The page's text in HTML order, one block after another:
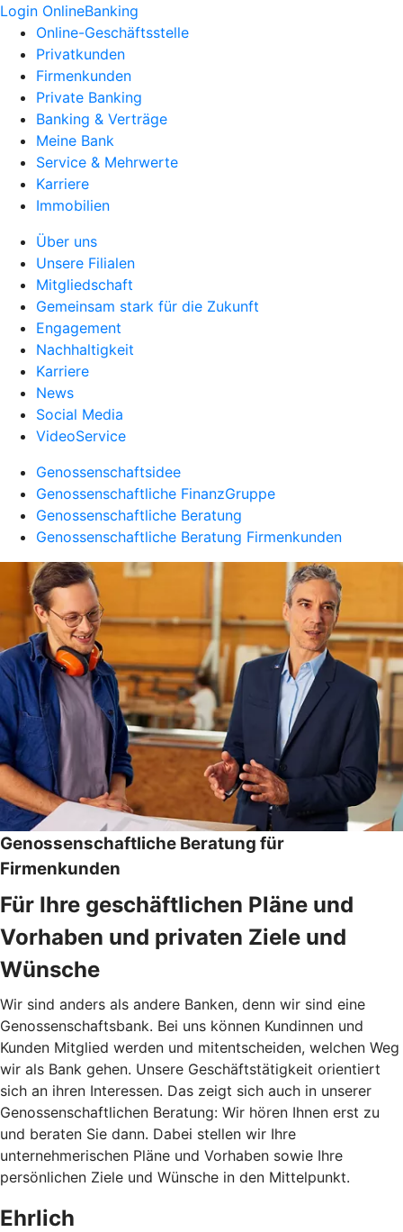
Login OnlineBanking
Online-Geschäftsstelle
Privatkunden
Firmenkunden
Private Banking
Banking & Verträge
Meine Bank
Service & Mehrwerte
Karriere
Immobilien
Über uns
Unsere Filialen
Mitgliedschaft
Gemeinsam stark für die Zukunft
Engagement
Nachhaltigkeit
Karriere
News
Social Media
VideoService
Genossenschaftsidee
Genossenschaftliche FinanzGruppe
Genossenschaftliche Beratung
Genossenschaftliche Beratung Firmenkunden
Genossenschaftliche Beratung für
Firmenkunden
Für Ihre geschäftlichen Pläne und
Vorhaben und privaten Ziele und
Wünsche
Wir sind anders als andere Banken, denn wir sind eine
Genossenschaftsbank. Bei uns können Kundinnen und
Kunden Mitglied werden und mitentscheiden, welchen Weg
wir als Bank gehen. Unsere Geschäftstätigkeit orientiert
sich an ihren Interessen. Das zeigt sich auch in unserer
Genossenschaftlichen Beratung: Wir hören Ihnen erst zu
und beraten Sie dann. Dabei stellen wir Ihre
unternehmerischen Pläne und Vorhaben sowie Ihre
persönlichen Ziele und Wünsche in den Mittelpunkt.
Ehrlich